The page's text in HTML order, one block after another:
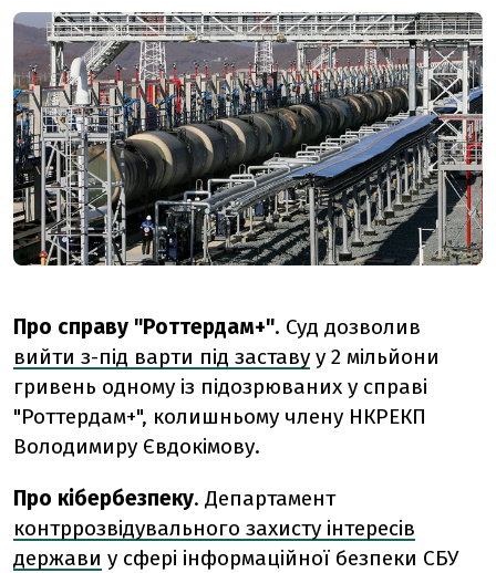
Про справу "Роттердам+". Суд дозволив
вийти з-під варти під заставу у 2 мільйони
гривень одному із підозрюваних у справі
"Роттердам+", колишньому члену НКРЕКП
Володимиру Євдокімову.
Про кібербезпеку. Департамент
контррозвідувального захисту інтересів
держави у сфері інформаційної безпеки СБУ